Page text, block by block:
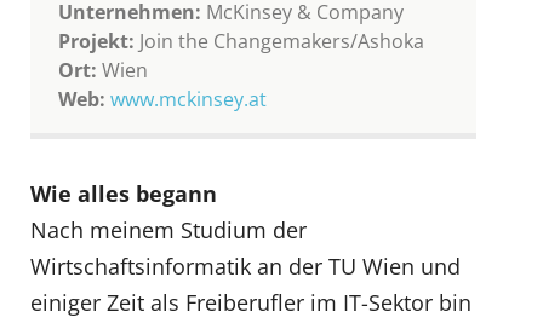
Unternehmen: McKinsey & Company
Projekt: Join the Changemakers/Ashoka
Ort: Wien
Web: www.mckinsey.at
Wie alles begann
Nach meinem Studium der
Wirtschaftsinformatik an der TU Wien und
einiger Zeit als Freiberufler im IT-Sektor bin